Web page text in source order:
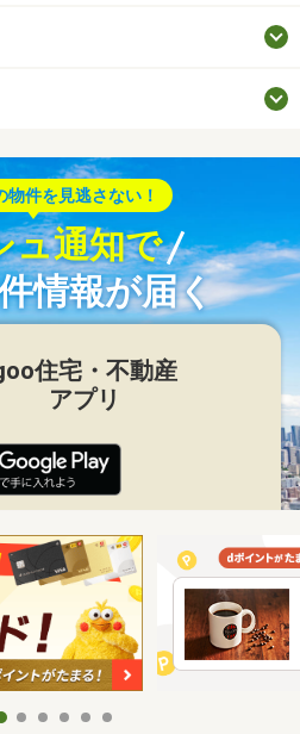
物件を見逃さない！
ュ通知で
情報が届く
住宅・不動産
アプリ